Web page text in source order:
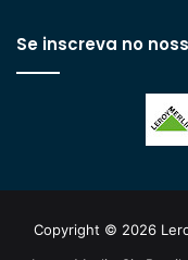
Se inscreva no
Copyright © 2026